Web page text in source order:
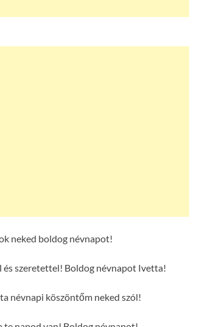
neked boldog névnapot!
és szeretettel! Boldog névnapot Ivetta!
névnapi köszöntőm neked szól!